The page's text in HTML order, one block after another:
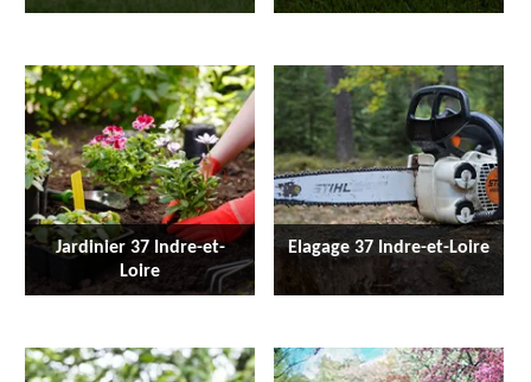
Jardinier 37 Indre-et-
Loire
Elagage 37 Indre-et-Loire